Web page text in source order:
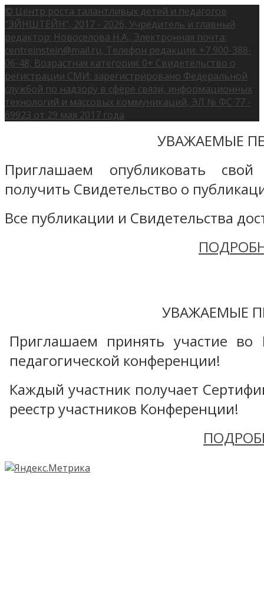
© Центр роста талантливых детей и педагогов
"ЭЙНШТЕЙН", 2017 - 2026, Учредитель и главный
редактор: Новоселова Н.А., Электронная почта:
centreinstein@mail.ru, Телефон редакции: +7 900-388-
06-48, Возрастная категория: 0+ Свидетельство о
регистрации СМИ: зарегистрировано Федеральной
службой по надзору в сфере связи, информационных
технологий и массовых коммуникаций, ЭЛ № ФС 77 -
69923 от 29 мая 2017 года
УВАЖАЕМЫЕ
Приглашаем опубликовать
получить Свидетельство о
Все публикации и Свидетельства
УВАЖАЕМЫЕ
Приглашаем принять участие во
педагогической конференции!
Каждый участник получает
реестр участников Конференции!